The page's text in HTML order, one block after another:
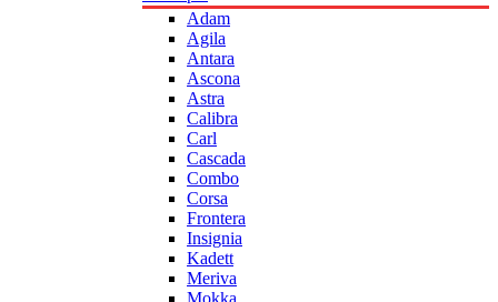
Adam
Agila
Antara
Ascona
Astra
Calibra
Carl
Cascada
Combo
Corsa
Frontera
Insignia
Kadett
Meriva
Mokka